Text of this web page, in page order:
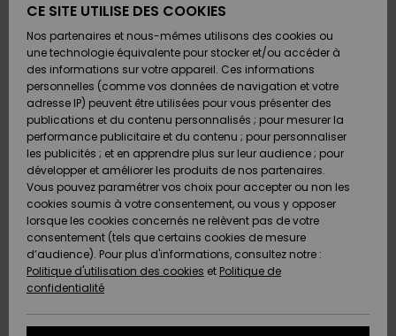
Chaussures
& Tongs
Surf
Snow
Nouveautés
A
Découvrir
Chaussures
& Tongs
Surf
Snow
Nouveautés
A
Découvrir
FEMME
A
Découvrir
Snow
SURF
Surf
Shop
Enfant
Highlights
Communauté
SNOW
Snow
Shop
Enfant
Snow
Shop
Femme
A
Découvrir
Communauté
OUTLET
Enfant
Outlet
Femme
AIDE &
CONTACT
Retours
Paiement
Carte
Cadeau
Quiksilver
Freedom
Protection
des
MAGASINS
QUIKSILVER
CE SITE UTILISE DES COOKIES
Nos partenaires et nous-mêmes utilisons des cookies ou
une technologie équivalente pour stocker et/ou accéder à
des informations sur votre appareil. Ces informations
personnelles (comme vos données de navigation et votre
adresse IP) peuvent être utilisées pour vous présenter des
publications et du contenu personnalisés ; pour mesurer la
performance publicitaire et du contenu ; pour personnaliser
les publicités ; et en apprendre plus sur leur audience ; pour
développer et améliorer les produits de nos partenaires.
Vous pouvez paramétrer vos choix pour accepter ou non les
cookies soumis à votre consentement, ou vous y opposer
lorsque les cookies concernés ne relèvent pas de votre
consentement (tels que certains cookies de mesure
d’audience). Pour plus d'informations, consultez notre :
Politique d'utilisation des cookies et Politique de
confidentialité